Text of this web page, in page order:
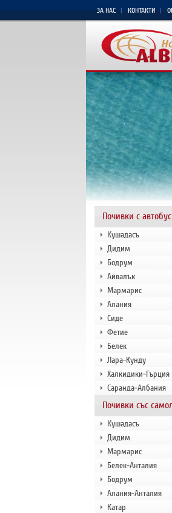
ЗА НАС КОНТАКТИ
Почивки с
Кушадасъ
Дидим
Бодрум
Айвалък
Мармарис
Алания
Сиде
Фетие
Белек
Лара-Кунду
Халкидики-Гърция
Саранда-Албания
Почивки със
Кушадасъ
Дидим
Мармарис
Белек-Анталия
Бодрум
Алания-Анталия
Катар